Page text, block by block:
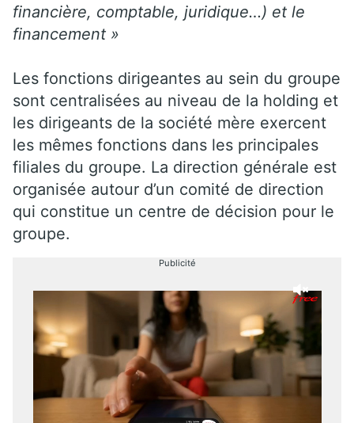
financière, comptable, juridique…) et le
financement »
Les fonctions dirigeantes au sein du groupe
sont centralisées au niveau de la holding et
les dirigeants de la société mère exercent
les mêmes fonctions dans les principales
filiales du groupe. La direction générale est
organisée autour d’un comité de direction
qui constitue un centre de décision pour le
groupe.
Publicité